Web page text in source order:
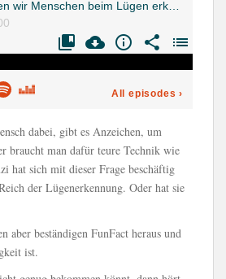
dabei, gibt es Anzeichen, um
braucht man dafür teure Technik wie
hat sich mit dieser Frage beschäftig
der Lügenerkennung. Oder hat sie
aber beständigen FunFact heraus und
ist.